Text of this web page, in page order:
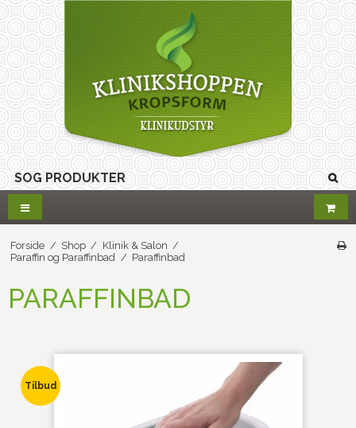
Forside / Shop / Klinik & Salon /
Paraffin og Paraffinbad
/ Paraffinbad
PARAFFINBAD
Tilbud